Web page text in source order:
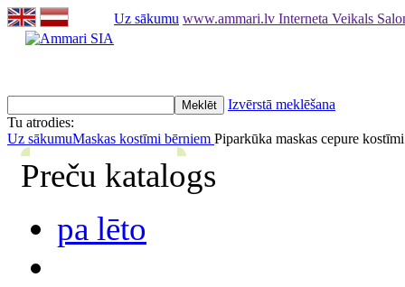
Uz sākumu www.ammari.lv Interneta Veikals
Izvērstā meklēšana
Tu atrodies:
Uz sākumuMaskas kostīmi bērniem Piparkūka maskas cepure
Preču katalogs
pa lēto